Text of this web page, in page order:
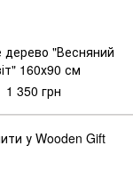
дерево "Весняний
160х90 см
1 350 грн
у Wooden Gift